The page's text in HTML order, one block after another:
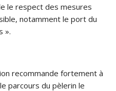
le respect des mesures
notamment le port du
».
recommande fortement à
parcours du pèlerin le